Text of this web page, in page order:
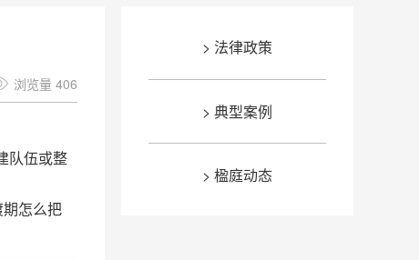
浏览量 406
队伍或整
怎么把
> 法律政策
> 典型案例
> 楹庭动态